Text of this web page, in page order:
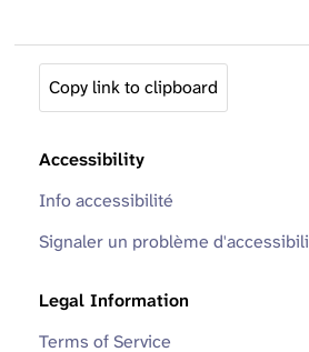
Copy link to clipboard
Accessibility
Info accessibilité
Signaler un problème
Legal Information
Terms of Service